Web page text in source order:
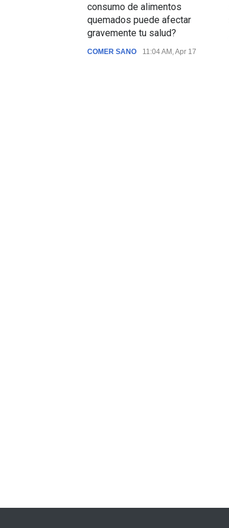
consumo de alimentos
quemados puede afectar
gravemente tu salud?
COMER SANO 11:04 AM, Apr 17